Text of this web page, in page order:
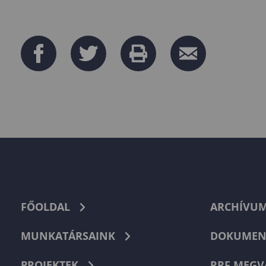
FŐOLDAL
MUNKATÁRSAINK